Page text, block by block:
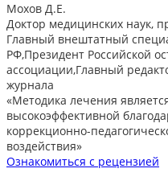
Мохов Д.Е.
Доктор медицинских наук,
Главный внештатный
РФ,Президент Российской
ассоциации,Главный
журнала
«Методика лечения
высокоэффективной
коррекционно-
воздействия»
Ознакомиться с рецензией